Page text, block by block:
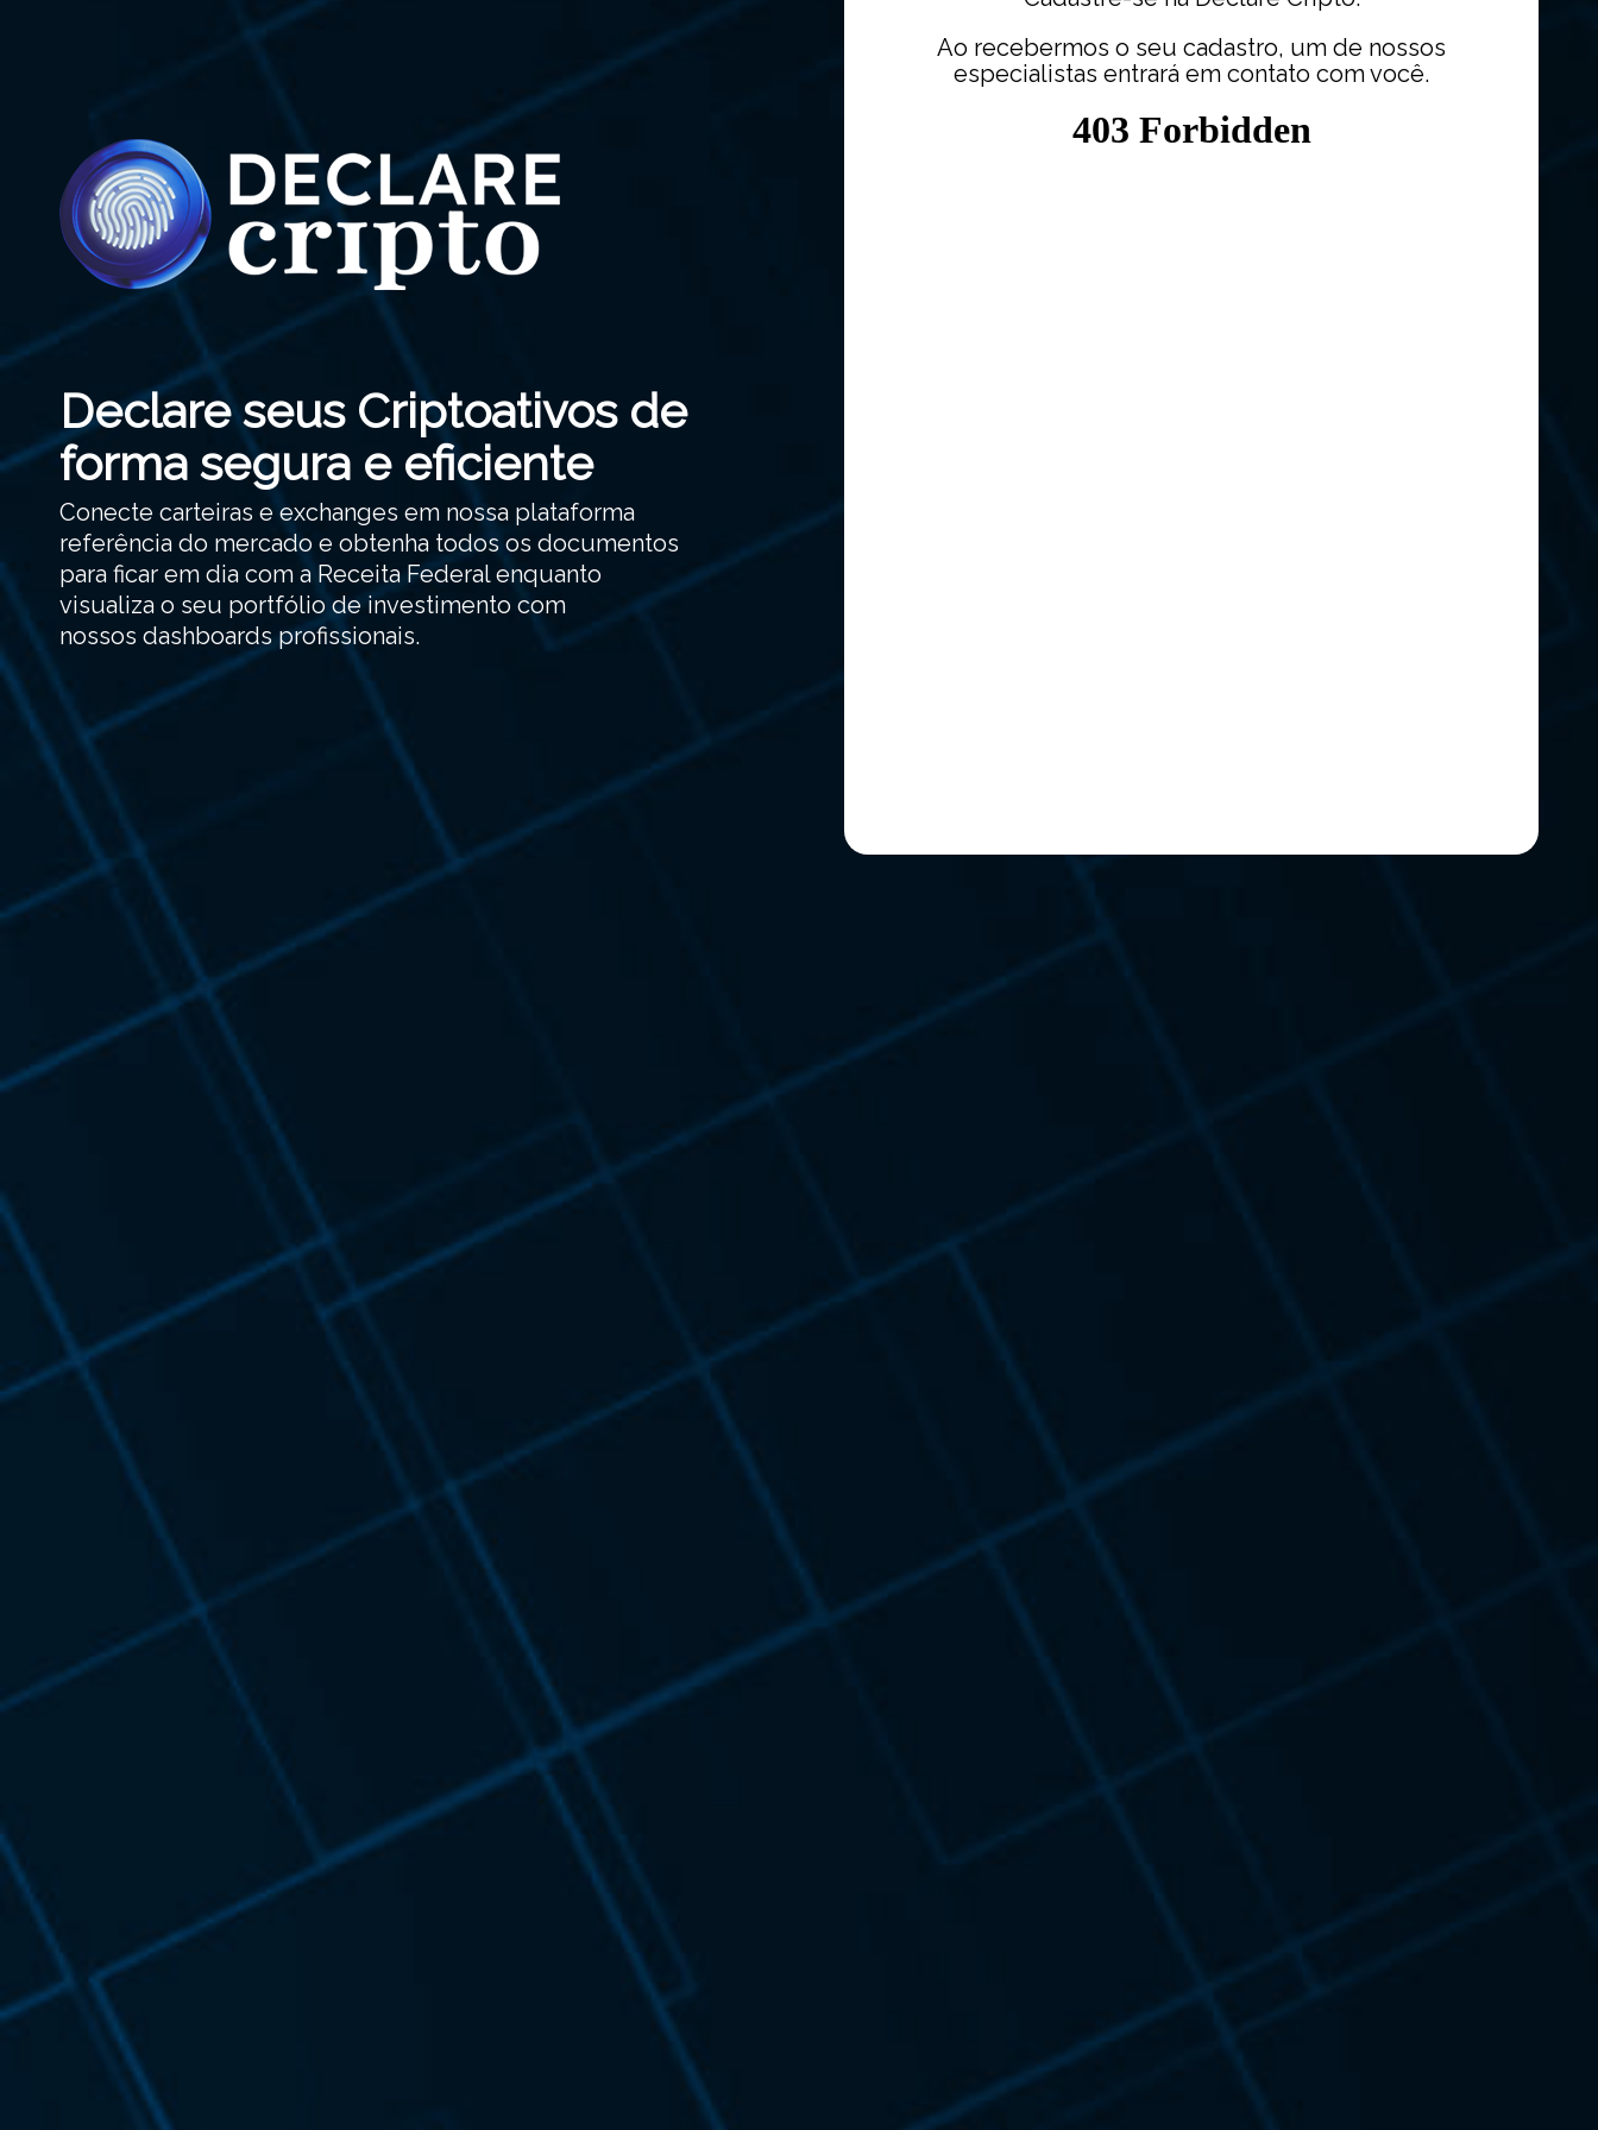
Declare seus Criptoativos de
forma segura e eficiente
Conecte carteiras e exchanges em nossa plataforma
referência do mercado e obtenha todos os documentos
para ficar em dia com a Receita Federal enquanto
visualiza o seu portfólio de investimento com
nossos dashboards profissionais.
Ao recebermos o seu cadastro, um de nossos
especialistas entrará em contato com você.